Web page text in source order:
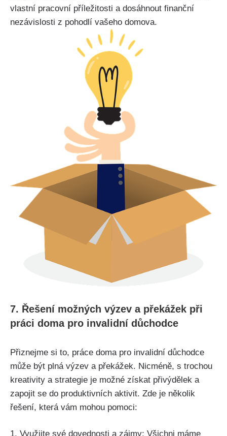
vlastní pracovní příležitosti a dosáhnout finanční
nezávislosti z pohodlí vašeho domova.
7. Řešení možných výzev a překážek při
práci doma pro invalidní důchodce
Přiznejme si to, práce doma pro invalidní důchodce
může být plná výzev a překážek. Nicméně, s trochou
kreativity a strategie je možné získat přivýdělek a
zapojit se do produktivních aktivit. Zde je několik
řešení, která vám mohou pomoci:
1. Využijte své dovednosti a zájmy: Všichni máme